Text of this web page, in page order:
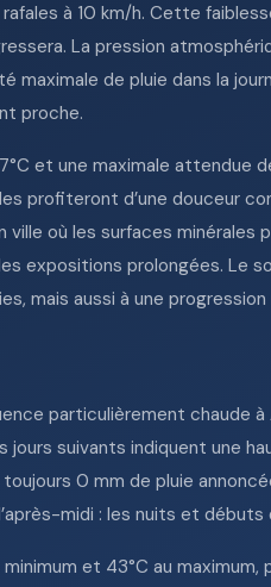
à 10 km/h. Cette
La pression
maximale de pluie dans la
proche.
et une maximale attendue
profiteront d’une douceur
où les surfaces minérales
expositions prolongées. Le
mais aussi à une
particulièrement chaude à
jours suivants indiquent une
0 mm de pluie
midi : les nuits et débuts
et 43°C au